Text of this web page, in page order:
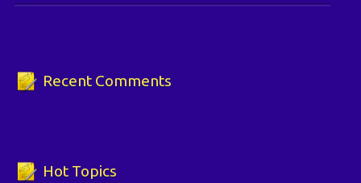
Recent Comments
Hot Topics